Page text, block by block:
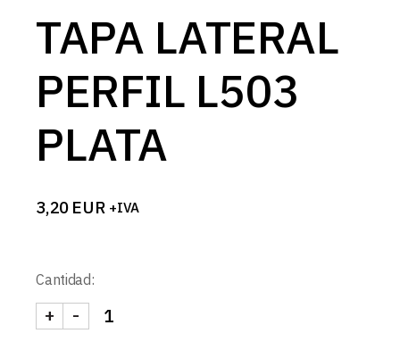
TAPA LATERAL
PERFIL L503
PLATA
3,20 EUR +IVA
Cantidad:
TAPA LATERAL PERFIL L503 PLATA cantidad
-
+